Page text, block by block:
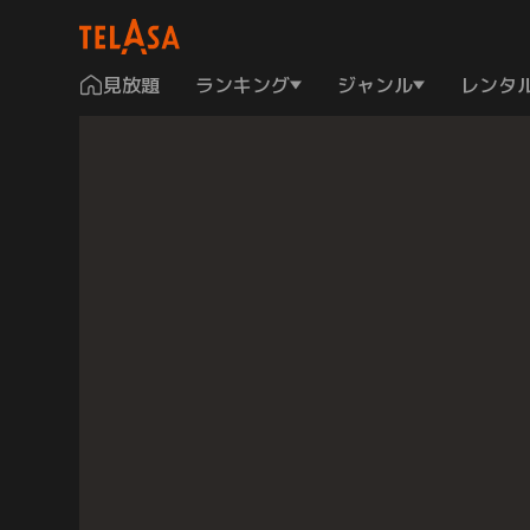
見放題 ランキング ジャンル レンタ